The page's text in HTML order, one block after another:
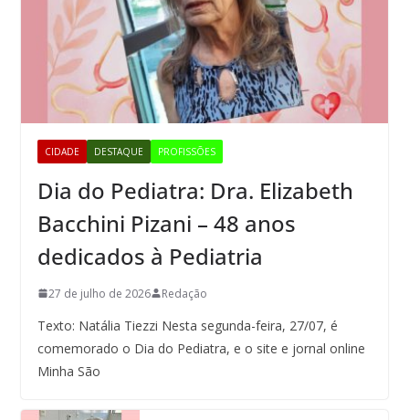
CIDADE DESTAQUE PROFISSÕES
Dia do Pediatra: Dra. Elizabeth
Bacchini Pizani – 48 anos
dedicados à Pediatria
27 de julho de 2026 Redação
Texto: Natália Tiezzi Nesta segunda-feira, 27/07, é
comemorado o Dia do Pediatra, e o site e jornal online
Minha São